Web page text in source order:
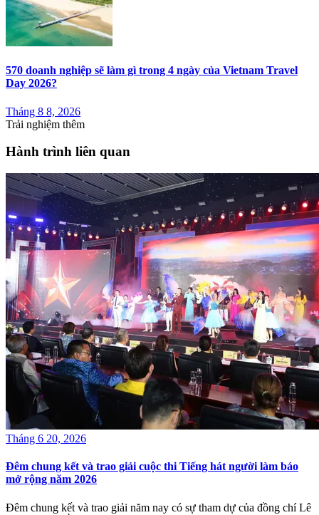
570 doanh nghiệp sẽ làm gì trong 4 ngày của Vietnam Travel
Day 2026?
Tháng 8 8, 2026
Trải nghiệm thêm
Hành trình liên quan
Tháng 6 20, 2026
Đêm chung kết và trao giải cuộc thi Tiếng hát người làm báo
mở rộng năm 2026
Đêm chung kết và trao giải năm nay có sự tham dự của đồng chí Lê